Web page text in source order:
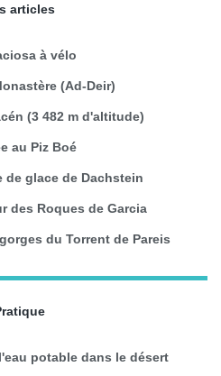
articles
à vélo
(Ad-Deir)
(3 482 m d'altitude)
au Piz Boé
de glace de Dachstein
des Roques de Garcia
du Torrent de Pareis
potable dans le désert